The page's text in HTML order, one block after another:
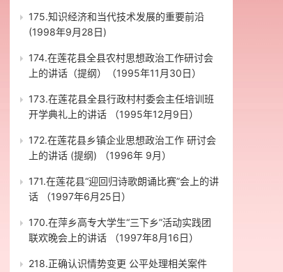
175.知识经济和当代技术发展的重要前沿
(1998年9月28日)
174.在莲花县全县农村思想政治工作研讨会
上的讲话（提纲）（1995年11月30日）
173.在莲花县全县行政村村委会主任培训班
开学典礼上的讲话 （1995年12月9日）
172.在莲花县乡镇企业思想政治工作 研讨会
上的讲话 (提纲) （1996年 9月）
171.在莲花县“迎回归诗歌朗诵比赛”会上的讲
话 （1997年6月25日）
170.在萍乡高专大学生“三下乡”活动实践团
联欢晚会上的讲话 （1997年8月16日）
218.正确认识情势变更 公平处理相关案件